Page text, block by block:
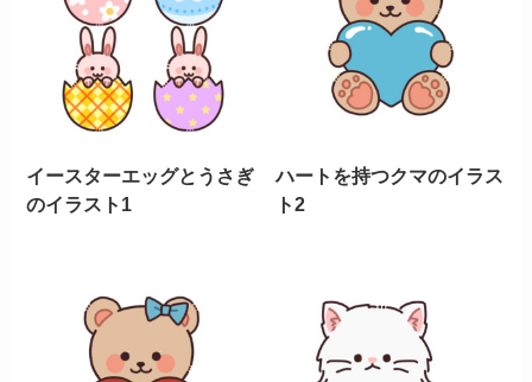
イースターエッグとうさぎ
のイラスト1
ハートを持つクマのイラス
ト2